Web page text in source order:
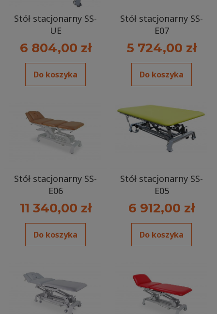
Stół stacjonarny SS-
UE
6 804,00 zł
Do koszyka
Stół stacjonarny SS-
E07
5 724,00 zł
Do koszyka
Stół stacjonarny SS-
E06
11 340,00 zł
Do koszyka
Stół stacjonarny SS-
E05
6 912,00 zł
Do koszyka